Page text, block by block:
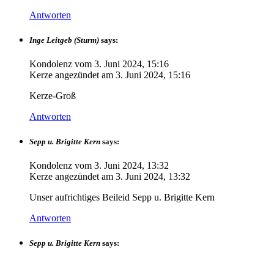
Antworten
Inge Leitgeb (Sturm) says:
Kondolenz vom 3. Juni 2024, 15:16
Kerze angezündet am 3. Juni 2024, 15:16
Kerze-Groß
Antworten
Sepp u. Brigitte Kern says:
Kondolenz vom 3. Juni 2024, 13:32
Kerze angezündet am 3. Juni 2024, 13:32
Unser aufrichtiges Beileid Sepp u. Brigitte Kern
Antworten
Sepp u. Brigitte Kern says: